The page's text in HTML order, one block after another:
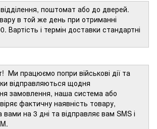
поштомат або до дверей.
в той же день при отриманні
Вартість і термін доставки стандартні
Ми працюємо попри військові дії та
відправляються щодня
замовлення, наша система або
фактичну наявність товару,
вами на 3 дні та відправляє вам SMS і